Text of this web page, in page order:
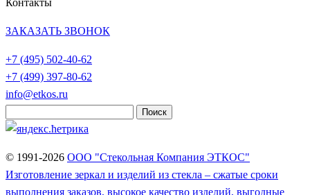
ЗАКАЗАТЬ ЗВОНОК
+7 (495) 502-40-62
+7 (499) 397-80-62
info@etkos.ru
© 1991-2026 ООО "Стекольная Компания ЭТКОС"
Изготовление зеркал и изделий из стекла – сжатые сроки
выполнения заказов, высокое качество изделий, выгодные